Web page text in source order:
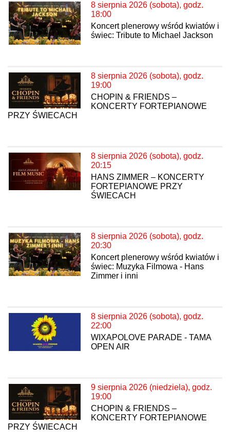
8 sierpnia 2026 (sobota), godz.
18:00
Koncert plenerowy wśród kwiatów i
świec: Tribute to Michael Jackson
8 sierpnia 2026 (sobota), godz.
19:00
CHOPIN & FRIENDS –
KONCERTY FORTEPIANOWE
PRZY ŚWIECACH
8 sierpnia 2026 (sobota), godz.
20:15
HANS ZIMMER – KONCERTY
FORTEPIANOWE PRZY
ŚWIECACH
8 sierpnia 2026 (sobota), godz.
20:30
Koncert plenerowy wśród kwiatów i
świec: Muzyka Filmowa - Hans
Zimmer i inni
8 sierpnia 2026 (sobota), godz.
22:00
WIXAPOLOVE PARADE - TAMA
OPEN AIR
9 sierpnia 2026 (niedziela), godz.
19:00
CHOPIN & FRIENDS –
KONCERTY FORTEPIANOWE
PRZY ŚWIECACH